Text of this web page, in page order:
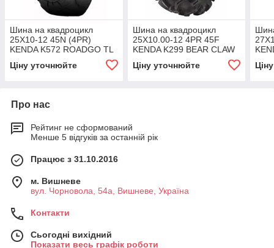
Шина на квадроцикл
25X10-12 45N (4PR)
KENDA K572 ROADGO TL
Ціну уточнюйте
Шина на квадроцикл
25X10.00-12 4PR 45F
KENDA K299 BEAR CLAW
Ціну уточнюйте
Про нас
Рейтинг не сформований
Менше 5 відгуків за останній рік
Працює з 31.10.2016
м. Вишневе
вул. Чорновола, 54а, Вишневе, Україна
Контакти
Сьогодні вихідний
Показати весь графік роботи